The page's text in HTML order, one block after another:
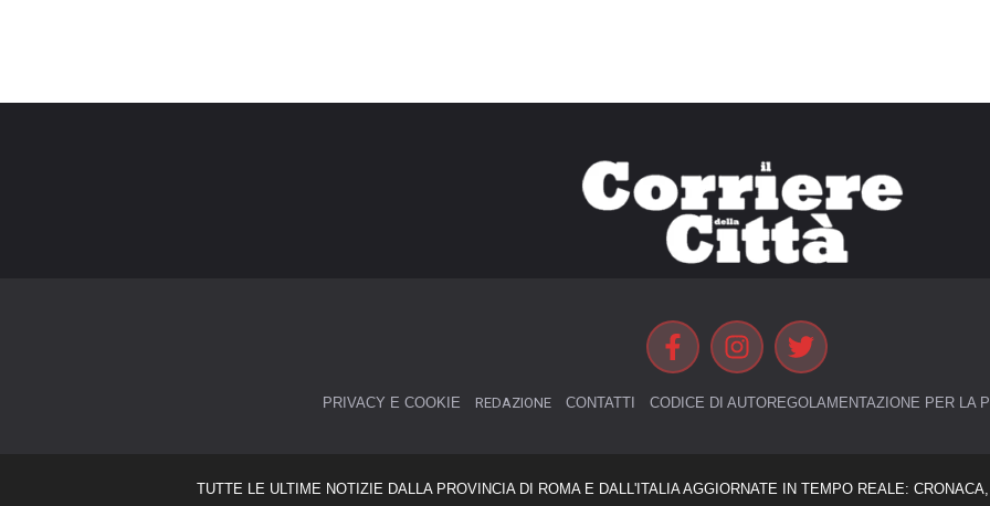
PRIVACY E COOKIE REDAZIONE CONTATTI CODICE DI AUTOREGOLAMENTAZIONE PER LA
TUTTE LE ULTIME NOTIZIE DALLA PROVINCIA DI ROMA E DALL'ITALIA AGGIORNATE IN TEMPO REALE: